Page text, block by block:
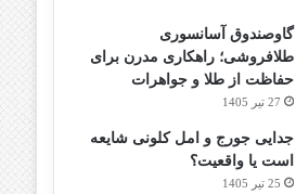
گاوصندوق آسانسوری
طلافروشی؛ راهکاری مدرن برای
حفاظت از طلا و جواهرات
27 تیر 1405
جدایی جورج و امل کلونی شایعه
است یا واقعیت؟
25 تیر 1405